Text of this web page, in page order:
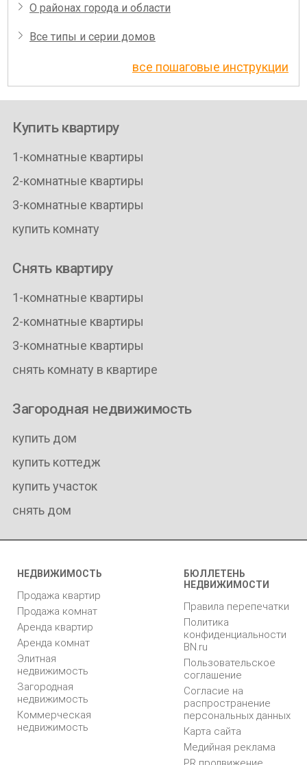
О районах города и области
Все типы и серии домов
все пошаговые инструкции
Купить квартиру
1-комнатные квартиры
2-комнатные квартиры
3-комнатные квартиры
купить комнату
Снять квартиру
1-комнатные квартиры
2-комнатные квартиры
3-комнатные квартиры
снять комнату в квартире
Загородная недвижимость
купить дом
купить коттедж
купить участок
снять дом
НЕДВИЖИМОСТЬ
Продажа квартир
Продажа комнат
Аренда квартир
Аренда комнат
Элитная
недвижимость
Загородная
недвижимость
Коммерческая
недвижимость
БЮЛЛЕТЕНЬ
НЕДВИЖИМОСТИ
Правила перепечатки
Политика
конфиденциальности
BN.ru
Пользовательское
соглашение
Согласие на
распространение
персональных данных
Карта сайта
Медийная реклама